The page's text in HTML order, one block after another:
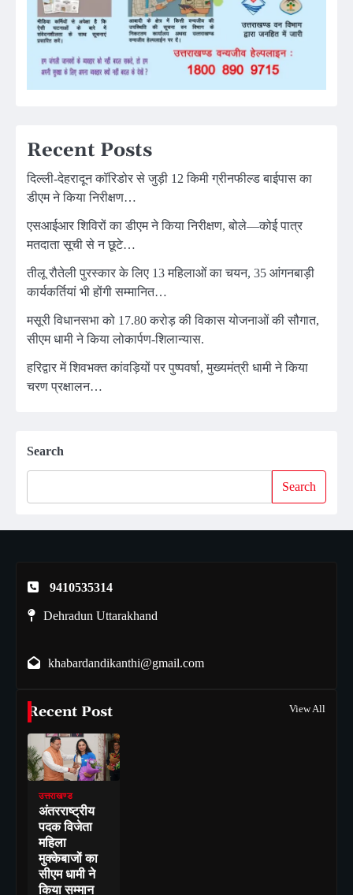
Recent Posts
दिल्ली-देहरादून कॉरिडोर से जुड़ी 12 किमी ग्रीनफील्ड बाईपास का
डीएम ने किया निरीक्षण…
एसआईआर शिविरों का डीएम ने किया निरीक्षण, बोले—कोई पात्र
मतदाता सूची से न छूटे…
तीलू रौतेली पुरस्कार के लिए 13 महिलाओं का चयन, 35 आंगनबाड़ी
कार्यकर्तियां भी होंगी सम्मानित…
मसूरी विधानसभा को 17.80 करोड़ की विकास योजनाओं की सौगात,
सीएम धामी ने किया लोकार्पण-शिलान्यास.
हरिद्वार में शिवभक्त कांवड़ियों पर पुष्पवर्षा, मुख्यमंत्री धामी ने किया
चरण प्रक्षालन…
Search
Search
9410535314
Dehradun Uttarakhand
khabardandikanthi@gmail.com
Recent Post View All
उत्तराखण्ड
अंतरराष्ट्रीय
पदक विजेता
महिला
मुक्केबाजों का
सीएम धामी ने
किया सम्मान